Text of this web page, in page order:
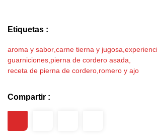
Etiquetas :
aroma y sabor carne tierna y jugosa
guarniciones pierna de cordero asada
receta de pierna de cordero romero y ajo
Compartir :